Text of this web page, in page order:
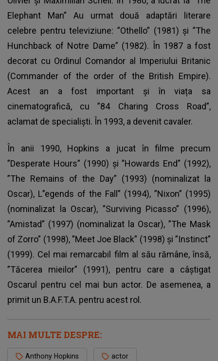
Elephant Man” Au urmat două adaptări literare
celebre pentru televiziune: ”Othello” (1981) și ”The
Hunchback of Notre Dame” (1982). În 1987 a fost
decorat cu Ordinul Comandor al Imperiului Britanic
(Commander of the order of the British Empire).
Acest an a fost important și în viața sa
cinematografică, cu ”84 Charing Cross Road”,
aclamat de specialiști. În 1993, a devenit cavaler.
În anii 1990, Hopkins a jucat în filme precum
”Desperate Hours” (1990) și ”Howards End” (1992),
”The Remains of the Day” (1993) (nominalizat la
Oscar), L”egends of the Fall” (1994), ”Nixon” (1995)
(nominalizat la Oscar), ”Surviving Picasso” (1996),
”Amistad” (1997) (nominalizat la Oscar), ”The Mask
of Zorro” (1998), ”Meet Joe Black” (1998) și ”Instinct”
(1999). Cel mai remarcabil film al său rămâne, însă,
”Tăcerea mieilor” (1991), pentru care a câștigat
Oscarul pentru cel mai bun actor. De asemenea, a
primit un B.A.F.T.A. pentru acest rol.
MAI MULTE DESPRE:
Anthony Hopkins actor